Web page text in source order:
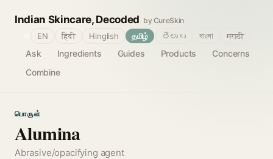
Indian Skincare, Decoded by CureSkin
Ask Ingredients Guides Products
Concerns
Combine
EN हिंदी Hinglish தமிழ் తెలుగు বাংলা मराठी
பொருள்
Alumina
Abrasive/opacifying agent